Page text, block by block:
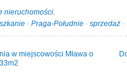
nieruchomości.
· Praga-Południe · sprzedaż ·
w miejscowości Mława o